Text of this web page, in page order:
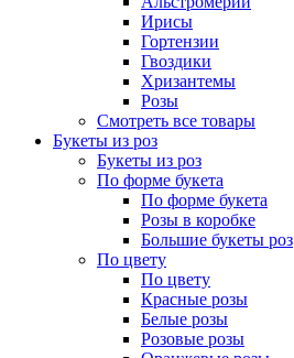
Ирисы
Гортензии
Гвоздики
Хризантемы
Розы
Смотреть все товары
Букеты из роз
Букеты из роз
По форме букета
По форме букета
Розы в коробке
Большие букеты роз
По цвету
По цвету
Красные розы
Белые розы
Розовые розы